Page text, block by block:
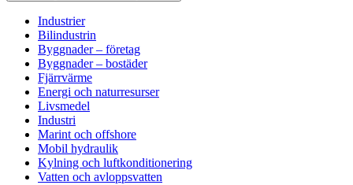
Industrier
Bilindustrin
Byggnader – företag
Byggnader – bostäder
Fjärrvärme
Energi och naturresurser
Livsmedel
Industri
Marint och offshore
Mobil hydraulik
Kylning och luftkonditionering
Vatten och avloppsvatten